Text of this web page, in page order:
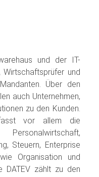
und der IT-
Wirtschaftsprüfer und
Über den
auch Unternehmen,
zu den Kunden.
vor allem die
Personalwirtschaft,
Steuern, Enterprise
Organisation und
DATEV zählt zu den